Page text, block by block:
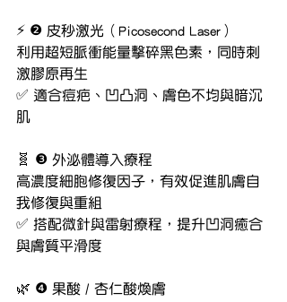
⚡ ❷ 皮秒激光（Picosecond Laser）
利用超短脈衝能量擊碎黑色素，同時刺
激膠原再生
✅ 適合痘疤、凹凸洞、膚色不均與暗沉
肌
🧬 ❸ 外泌體導入療程
高濃度細胞修復因子，有效促進肌膚自
我修復與重組
✅ 搭配微針與雷射療程，提升凹洞癒合
與膚質平滑度
🌿 ❹ 果酸 / 杏仁酸煥膚